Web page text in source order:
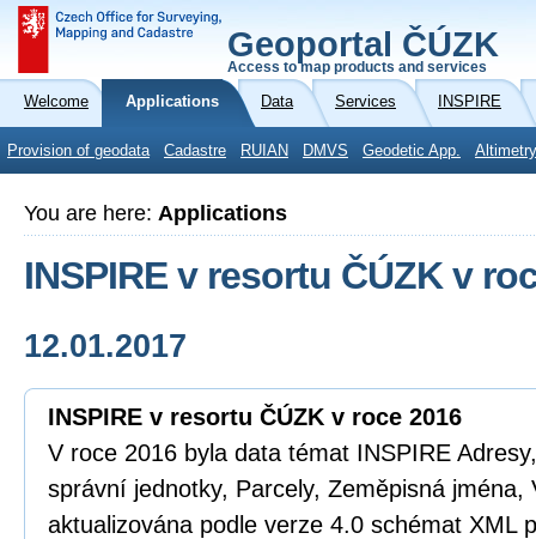
Geoportal ČÚZK
Access to map products and services
Welcome Applications Data Services INSPIRE
Provision of geodata Cadastre RUIAN DMVS Geodetic App.
You are here: Applications
INSPIRE v resortu ČÚZK v
12.01.2017
INSPIRE v resortu ČÚZK v roce 2016
V roce 2016 byla data témat INSPIRE
správní jednotky, Parcely, Zeměpisná
aktualizována podle verze 4.0 schémat XML